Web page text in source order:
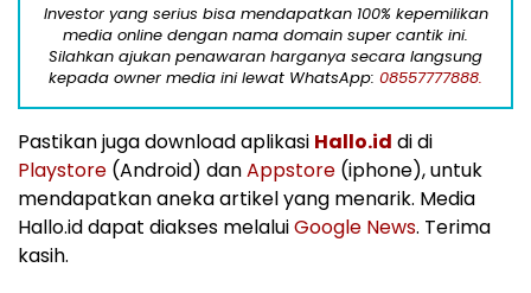
Investor yang serius bisa mendapatkan 100% kepemilikan
media online dengan nama domain super cantik ini.
Silahkan ajukan penawaran harganya secara langsung
kepada owner media ini lewat WhatsApp: 08557777888.
Pastikan juga download aplikasi Hallo.id di di
Playstore (Android) danAppstore (iphone), untuk
mendapatkan aneka artikel yang menarik. Media
Hallo.id dapat diakses melaluiGoogle News. Terima
kasih.